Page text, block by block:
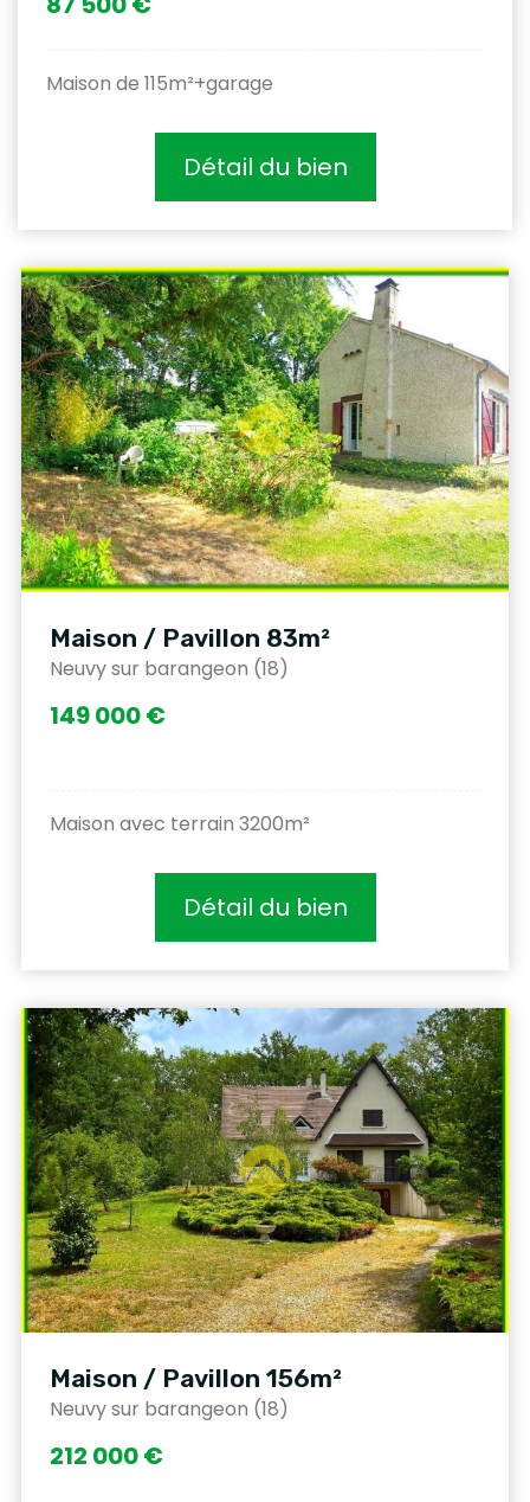
Maison de 115m²+garage
Détail du bien
Maison / Pavillon 83m²
Neuvy sur barangeon (18)
149 000 €
Maison avec terrain 3200m²
Détail du bien
Maison / Pavillon 156m²
Neuvy sur barangeon (18)
212 000 €